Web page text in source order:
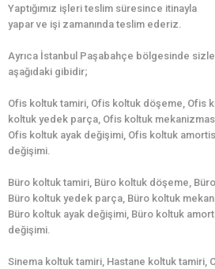
Yaptığımız işleri teslim süresince itinayla
yapar ve işi zamanında teslim ederiz.
Ayrıca İstanbul Paşabahçe bölgesinde
aşağıdaki gibidir;
Ofis koltuk tamiri, Ofis koltuk döşeme, Ofis
koltuk yedek parça, Ofis koltuk
Ofis koltuk ayak değişimi, Ofis koltuk
değişimi.
Büro koltuk tamiri, Büro koltuk döşeme,
Büro koltuk yedek parça, Büro koltuk
Büro koltuk ayak değişimi, Büro koltuk
değişimi.
Sinema koltuk tamiri, Hastane koltuk tamiri,